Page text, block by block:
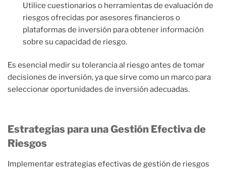
Utilice cuestionarios o herramientas de evaluación de
riesgos ofrecidas por asesores financieros o
plataformas de inversión para obtener información
sobre su capacidad de riesgo.
Es esencial medir su tolerancia al riesgo antes de tomar
decisiones de inversión, ya que sirve como un marco para
seleccionar oportunidades de inversión adecuadas.
Estrategias para una Gestión Efectiva de
Riesgos
Implementar estrategias efectivas de gestión de riesgos